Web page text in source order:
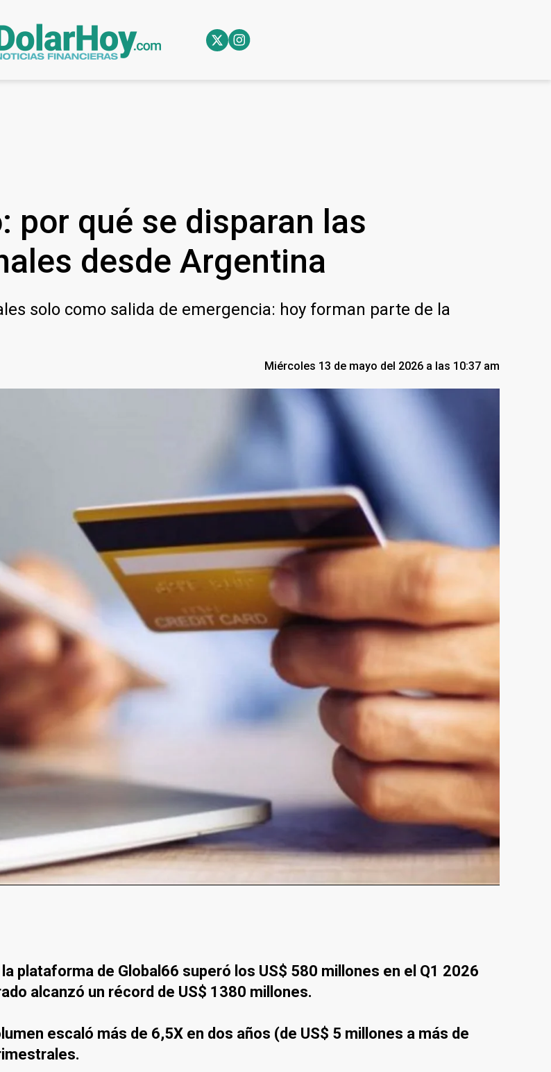
por qué se disparan las
desde Argentina
solo como salida de emergencia: hoy forman parte de la
Miércoles 13 de mayo del 2026 a las 10:37 am
plataforma de Global66 superó los US$ 580 millones en el Q1 2026
alcanzó un récord de US$ 1380 millones.
escaló más de 6,5X en dos años (de US$ 5 millones a más de